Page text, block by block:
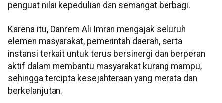
penguat nilai kepedulian dan semangat berbagi.
Karena itu, Danrem Ali Imran mengajak seluruh
elemen masyarakat, pemerintah daerah, serta
instansi terkait untuk terus bersinergi dan berperan
aktif dalam membantu masyarakat kurang mampu,
sehingga tercipta kesejahteraan yang merata dan
berkelanjutan.